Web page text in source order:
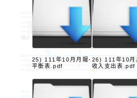
25) 111年10月月報-
平衡表.pdf
26) 111年10月
收入支出表.pdf